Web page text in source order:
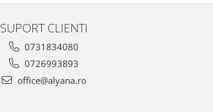
SUPORT CLIENTI
0731834080
0726993893
office@alyana.ro